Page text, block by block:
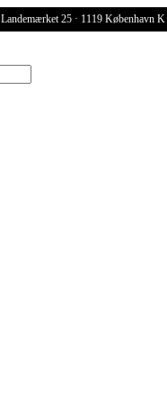
Landemærket 25 · 1119 København K